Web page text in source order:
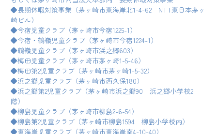
◆長期休暇対策事業（茅ヶ崎市東海岸北1-4-62 NTT東日本茅ヶ
崎ビル）
◆今宿児童クラブ（茅ヶ崎市今宿1225-1）
◆今宿・鶴嶺児童クラブ（茅ヶ崎市今宿1224-1）
◆鶴嶺児童クラブ（茅ヶ崎市浜之郷603）
◆梅田児童クラブ（茅ヶ崎市茅ヶ崎1-5-46）
◆梅田第2児童クラブ（茅ヶ崎市茅ヶ崎1-5-32）
◆浜之郷児童クラブ（茅ヶ崎市西久保180）
◆浜之郷第2児童クラブ（茅ヶ崎市浜之郷90 浜之郷小学校2
階）
◆柳島児童クラブ（茅ヶ崎市柳島2-6-54）
◆柳島第2児童クラブ（茅ヶ崎市柳島1594 柳島小学校内）
◆東海岸児童クラブ（茅ヶ崎市東海岸南4-10-40）